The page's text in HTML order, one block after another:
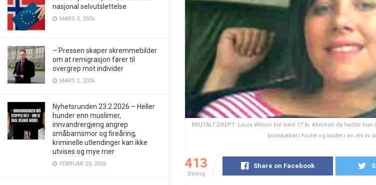
nasjonal selvutslettelse
MARS 3, 2026
– Pressen skaper skremmebilder
om at remigrasjon fører til
overgrep mot individer
MARS 2, 2026
Nyhetsrunden 23.2.2026 – Heller
hunder enn muslimer,
innvandrergjeng angrep
småbarnsmor og fireåring,
kriminelle utlendinger kan ikke
utvises og mye mer
FEBRUAR 23, 2026
BRUTALT DREPT: Laura Wilson ble bare 17 år. Allerede da hadde
knivstukket i hodet og kastet i en elv av
413
Deling
Share on Facebook